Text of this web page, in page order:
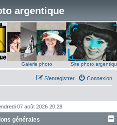
argentique
Galerie photo Site photo
Connexion
S’enregistrer
07 août 2026 20:28
générales